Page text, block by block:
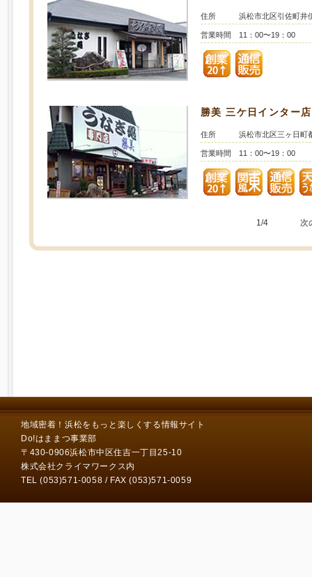
住所 浜松市北区引佐町井
営業時間 11：00〜19：00
勝美 三ケ日インター
住所 浜松市北区三ヶ日町
営業時間 11：00〜19：00
次
1/4
地域密着！浜松をもっと楽しくする情報サイト
Do!はままつ事業部
〒430-0906浜松市中区住吉一丁目25-10
株式会社クライマワークス内
TEL (053)571-0058 / FAX (053)571-0059